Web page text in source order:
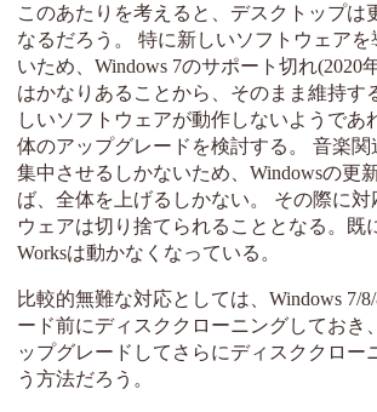
このあたりを考えると、デスクトップは
なるだろう。 特に新しいソフトウェア
いため、Windows 7のサポート切れ(2020
はかなりあることから、そのまま維持す
しいソフトウェアが動作しないようであ
体のアップグレードを検討する。 音楽
集中させるしかないため、Windowsの更
ば、全体を上げるしかない。 その際に対
ウェアは切り捨てられることとなる。既
Worksは動かなくなっている。
比較的無難な対応としては、Windows 7/
ード前にディスククローニングしておき
ップグレードしてさらにディスククロー
う方法だろう。